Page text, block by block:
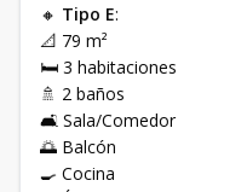
🔸 Tipo E:
📐 79 m²
🛏️ 3 habitaciones
🚿 2 baños
🛋️ Sala/Comedor
🌅 Balcón
🍳 Cocina